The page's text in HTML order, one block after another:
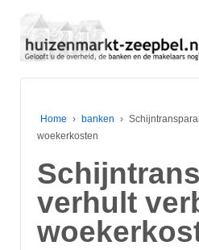
Home › banken ›
woekerkosten
verhult